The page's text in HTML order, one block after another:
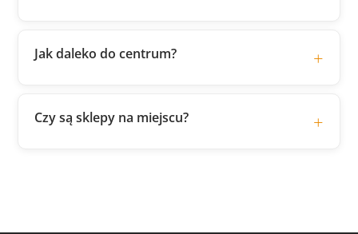
Jak daleko do centrum?
Czy są sklepy na miejscu?